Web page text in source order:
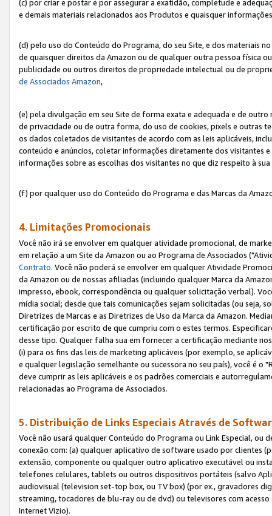
(c) por criar e postar e por assegurar a exatidão, completude e
e demais materiais relacionados aos Produtos e quaisquer
(d) pelo uso do Conteúdo do Programa, do seu Site, e dos materiais
de quaisquer direitos da Amazon ou de qualquer outra pessoa física
publicidade ou outros direitos de propriedade intelectual ou de
de Associados Amazon,
(e) pela divulgação em seu Site de forma exata e adequada e de
de privacidade ou de outra forma, do uso de cookies, pixels e outras
os dados coletados de visitantes de acordo com as leis aplicáveis,
conteúdo e anúncios, coletar informações diretamente dos visitantes
informações sobre as escolhas dos visitantes no que diz respeito à
(f) por qualquer uso do Conteúdo do Programa e das Marcas da
4. Limitações Promocionais
Você não irá se envolver em qualquer atividade promocional, de
em relação a um Site da Amazon ou ao Programa de Associados
Contrato. Você não poderá se envolver em qualquer Atividade
da Amazon ou de nossas afiliadas (incluindo qualquer Marca da
impresso, ebook, correspondência ou qualquer solicitação verbal).
mídia social; desde que tais comunicações sejam solicitadas (ou seja,
Diretrizes de Marcas e as Diretrizes de Uso da Marca da Amazon.
certificação por escrito de que cumpriu com o estes termos.
desse tipo. Qualquer falha sua em fornecer a certificação mediante
(i) para os fins das leis de marketing aplicáveis (por exemplo, se
e qualquer legislação semelhante ou sucessora no seu país), você é o
deve cumprir as leis aplicáveis e os padrões comerciais e
relacionadas ao Programa de Associados.
5. Distribuição de Links Especiais Através de
Você não usará qualquer Conteúdo do Programa ou Link Especial,
conexão com: (a) qualquer aplicativo de software usado por clientes
extensão, componente ou qualquer outro aplicativo executável ou
telefones celulares, tablets ou outros dispositivos portáteis (salvo
audiovisual (television set-top box, ou TV box) (por ex., gravadores
streaming, tocadores de blu-ray ou de dvd) ou televisores com
Internet Vizio).